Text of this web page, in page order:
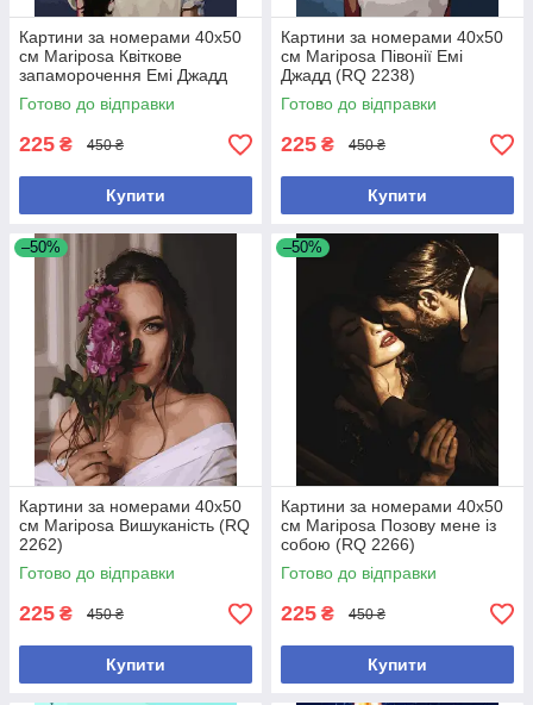
Картини за номерами 40х50
см Mariposa Квіткове
запаморочення Емі Джадд
(RQ 2237)
Готово до відправки
225 ₴ 450 ₴
Купити
Картини за номерами 40х50
см Mariposa Півонії Емі
Джадд (RQ 2238)
Готово до відправки
225 ₴ 450 ₴
Купити
–50%
Картини за номерами 40х50
см Mariposa Вишуканість (RQ
2262)
Готово до відправки
225 ₴ 450 ₴
Купити
–50%
Картини за номерами 40х50
см Mariposa Позову мене із
собою (RQ 2266)
Готово до відправки
225 ₴ 450 ₴
Купити